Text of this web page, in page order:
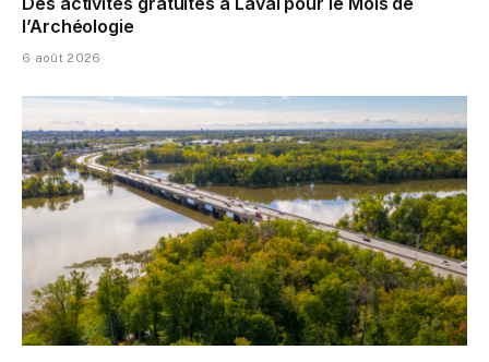
l’Archéologie
6 août 2026